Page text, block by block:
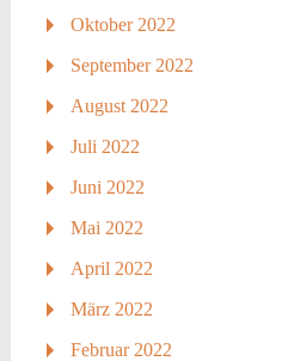
Oktober 2022
September 2022
August 2022
Juli 2022
Juni 2022
Mai 2022
April 2022
März 2022
Februar 2022